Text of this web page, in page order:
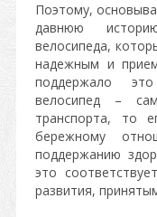
Поэтому,
давнюю
велосипеда,
надежным и
поддержало
велосипед –
транспорта, то
бережному
поддержанию
это
развития,